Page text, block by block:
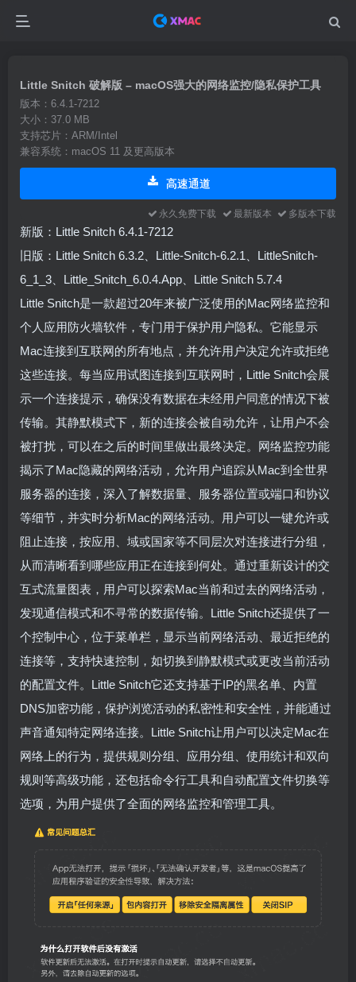
Little Snitch 破解版 – macOS强大的网络监控/隐私保护工具
版本：6.4.1-7212
大小：37.0 MB
支持芯片：ARM/Intel
兼容系统：macOS 11 及更高版本
高速通道
永久免费下载 最新版本 多版本下载
新版：Little Snitch 6.4.1-7212
旧版：Little Snitch 6.3.2、Little-Snitch-6.2.1、LittleSnitch-
6_1_3、Little_Snitch_6.0.4.App、Little Snitch 5.7.4
Little Snitch是一款超过20年来被广泛使用的Mac网络监控和
个人应用防火墙软件，专门用于保护用户隐私。它能显示
Mac连接到互联网的所有地点，并允许用户决定允许或拒绝
这些连接。每当应用试图连接到互联网时，Little Snitch会展
示一个连接提示，确保没有数据在未经用户同意的情况下被
传输。其静默模式下，新的连接会被自动允许，让用户不会
被打扰，可以在之后的时间里做出最终决定。网络监控功能
揭示了Mac隐藏的网络活动，允许用户追踪从Mac到全世界
服务器的连接，深入了解数据量、服务器位置或端口和协议
等细节，并实时分析Mac的网络活动。用户可以一键允许或
阻止连接，按应用、域或国家等不同层次对连接进行分组，
从而清晰看到哪些应用正在连接到何处。通过重新设计的交
互式流量图表，用户可以探索Mac当前和过去的网络活动，
发现通信模式和不寻常的数据传输。Little Snitch还提供了一
个控制中心，位于菜单栏，显示当前网络活动、最近拒绝的
连接等，支持快速控制，如切换到静默模式或更改当前活动
的配置文件。Little Snitch它还支持基于IP的黑名单、内置
DNS加密功能，保护浏览活动的私密性和安全性，并能通过
声音通知特定网络连接。Little Snitch让用户可以决定Mac在
网络上的行为，提供规则分组、应用分组、使用统计和双向
规则等高级功能，还包括命令行工具和自动配置文件切换等
选项，为用户提供了全面的网络监控和管理工具。